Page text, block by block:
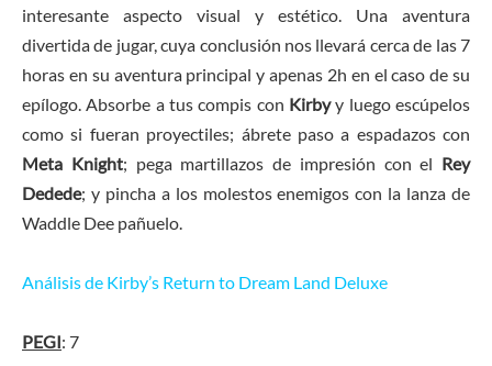
interesante aspecto visual y estético. Una aventura
divertida de jugar, cuya conclusión nos llevará cerca de las 7
horas en su aventura principal y apenas 2h en el caso de su
epílogo. Absorbe a tus compis con Kirbyy luego escúpelos
como si fueran proyectiles; ábrete paso a espadazos con
Meta Knight; pega martillazos de impresión con el Rey
Dedede; y pincha a los molestos enemigos con la lanza de
Waddle Dee pañuelo.
Análisis de Kirby’s Return to Dream Land Deluxe
PEGI: 7